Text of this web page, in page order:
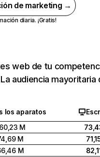
de marketing →
diaria. ¡Gratis!
web de tu
audiencia
los aparatos
M
M
M